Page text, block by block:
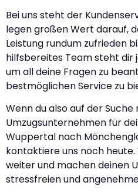
Bei uns steht der
legen großen Wert darauf,
Leistung rundum zufrieden
hilfsbereites Team steht dir
um all deine Fragen zu
bestmöglichen Service zu
Wenn du also auf der
Umzugsunternehmen für
Wuppertal nach
kontaktiere uns noch
weiter und machen deinen
stressfreien und